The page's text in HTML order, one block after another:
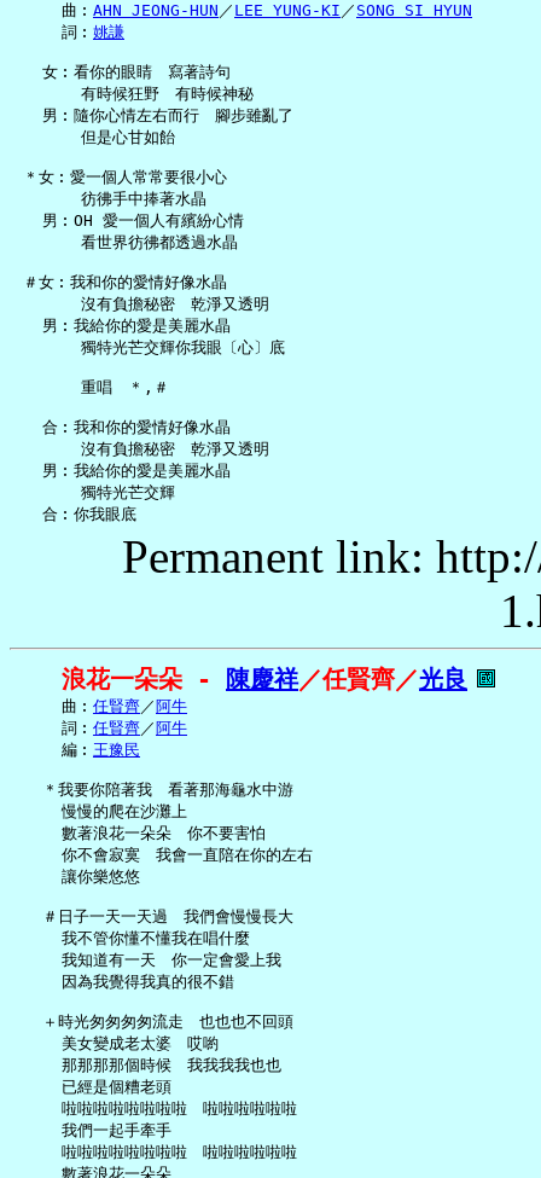
     曲︰
AHN JEONG-HUN ／ LEE YUNG-KI ／ SONG SI HYUN
     詞︰
姚謙
   女︰看你的眼睛　寫著詩句
       有時候狂野　有時候神秘
   男︰隨你心情左右而行　腳步雖亂了
       但是心甘如飴
＊女︰愛一個人常常要很小心
       彷彿手中捧著水晶
   男︰OH 愛一個人有繽紛心情
       看世界彷彿都透過水晶
＃女︰我和你的愛情好像水晶
       沒有負擔秘密　乾淨又透明
   男︰我給你的愛是美麗水晶
       獨特光芒交輝你我眼〔心〕底
       重唱　＊,＃
   合︰我和你的愛情好像水晶
       沒有負擔秘密　乾淨又透明
   男︰我給你的愛是美麗水晶
       獨特光芒交輝
Permanent link:
浪花一朵朵 - 陳慶祥／任賢齊／光良
     曲︰
任賢齊／ 阿牛
     詞︰
任賢齊／ 阿牛
     編︰
王豫民
   ＊我要你陪著我　看著那海龜水中游
     慢慢的爬在沙灘上
     數著浪花一朵朵　你不要害怕
     你不會寂寞　我會一直陪在你的左右
     讓你樂悠悠
   ＃日子一天一天過　我們會慢慢長大
     我不管你懂不懂我在唱什麼
     我知道有一天　你一定會愛上我
     因為我覺得我真的很不錯
   ＋時光匆匆匆匆流走　也也也不回頭
     美女變成老太婆　哎喲
     那那那那個時候　我我我我也也
     已經是個糟老頭
     啦啦啦啦啦啦啦啦　啦啦啦啦啦啦
     我們一起手牽手
     啦啦啦啦啦啦啦啦　啦啦啦啦啦啦
     數著浪花一朵朵